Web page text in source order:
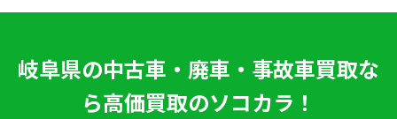
岐阜県の中古車・廃車・事故車買取な
ら高価買取のソコカラ！